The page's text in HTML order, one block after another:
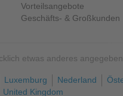
Vorteilsangebote
Geschäfts- & Großkunden
etwas anderes
Luxemburg Nederland
United Kingdom